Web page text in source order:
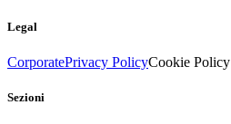
Legal
CorporatePrivacy PolicyCookie Policy
Sezioni